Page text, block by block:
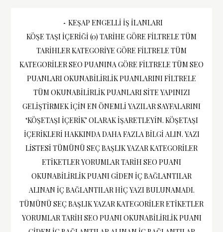
Yazı
gezinmesi
KEŞAP ENGELLI İŞ İLANLARI
KÖŞE TAŞI IÇERIĞI (0) TARIHE GÖRE FILTRELE TÜM
TARIHLER KATEGORIYE GÖRE FILTRELE TÜM
KATEGORILER SEO PUANINA GÖRE FILTRELE TÜM SEO
PUANLARI OKUNABILIRLIK PUANLARINI FILTRELE
TÜM OKUNABILIRLIK PUANLARI SITE YAPINIZI
GELIŞTIRMEK IÇIN EN ÖNEMLI YAZILAR SAYFALARINI
‘KÖŞETAŞI IÇERIK’ OLARAK IŞARETLEYIN. KÖŞETAŞI
IÇERIKLERI HAKKINDA DAHA FAZLA BILGI ALIN. YAZI
LISTESI TÜMÜNÜ SEÇ BAŞLIK YAZAR KATEGORILER
ETIKETLER YORUMLAR TARIH SEO PUANI
OKUNABILIRLIK PUANI GIDEN İÇ BAĞLANTILAR
ALINAN IÇ BAĞLANTILAR HIÇ YAZI BULUNAMADI.
TÜMÜNÜ SEÇ BAŞLIK YAZAR KATEGORILER ETIKETLER
YORUMLAR TARIH SEO PUANI OKUNABILIRLIK PUANI